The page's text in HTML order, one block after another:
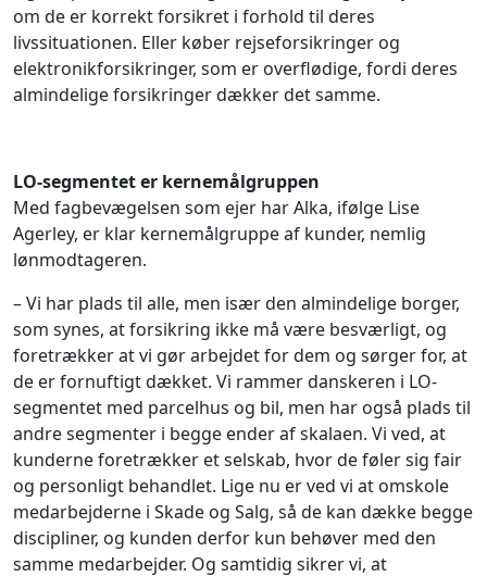
om de er korrekt forsikret i forhold til deres
livssituationen. Eller køber rejseforsikringer og
elektronikforsikringer, som er overflødige, fordi deres
almindelige forsikringer dækker det samme.
LO-segmentet er kernemålgruppen
Med fagbevægelsen som ejer har Alka, ifølge Lise
Agerley, er klar kernemålgruppe af kunder, nemlig
lønmodtageren.
– Vi har plads til alle, men især den almindelige borger,
som synes, at forsikring ikke må være besværligt, og
foretrækker at vi gør arbejdet for dem og sørger for, at
de er fornuftigt dækket. Vi rammer danskeren i LO-
segmentet med parcelhus og bil, men har også plads til
andre segmenter i begge ender af skalaen. Vi ved, at
kunderne foretrækker et selskab, hvor de føler sig fair
og personligt behandlet. Lige nu er ved vi at omskole
medarbejderne i Skade og Salg, så de kan dække begge
discipliner, og kunden derfor kun behøver med den
samme medarbejder. Og samtidig sikrer vi, at